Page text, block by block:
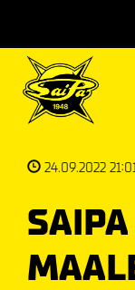
24.09.2022